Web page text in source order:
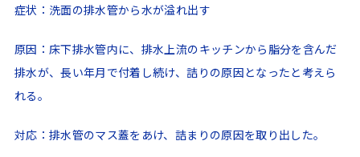
症状：洗面の排水管から水が溢れ出す
原因：床下排水管内に、排水上流のキッチンから脂分を含んだ
排水が、長い年月で付着し続け、詰りの原因となったと考えら
れる。
対応：排水管のマス蓋をあけ、詰まりの原因を取り出した。